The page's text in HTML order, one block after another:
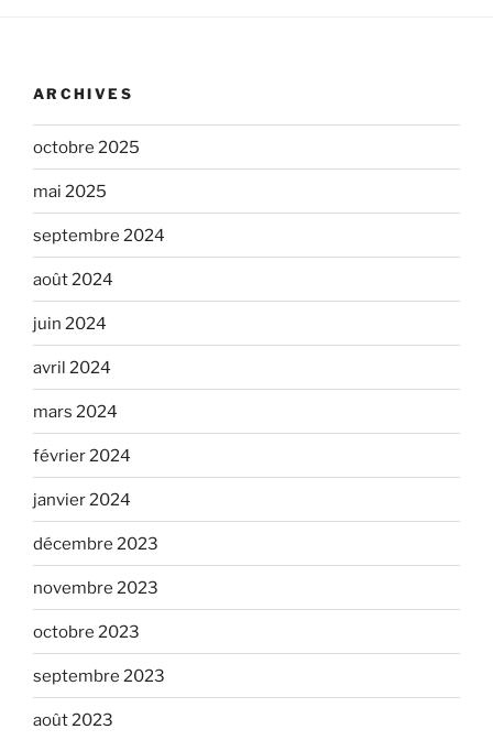
ARCHIVES
octobre 2025
mai 2025
septembre 2024
août 2024
juin 2024
avril 2024
mars 2024
février 2024
janvier 2024
décembre 2023
novembre 2023
octobre 2023
septembre 2023
août 2023